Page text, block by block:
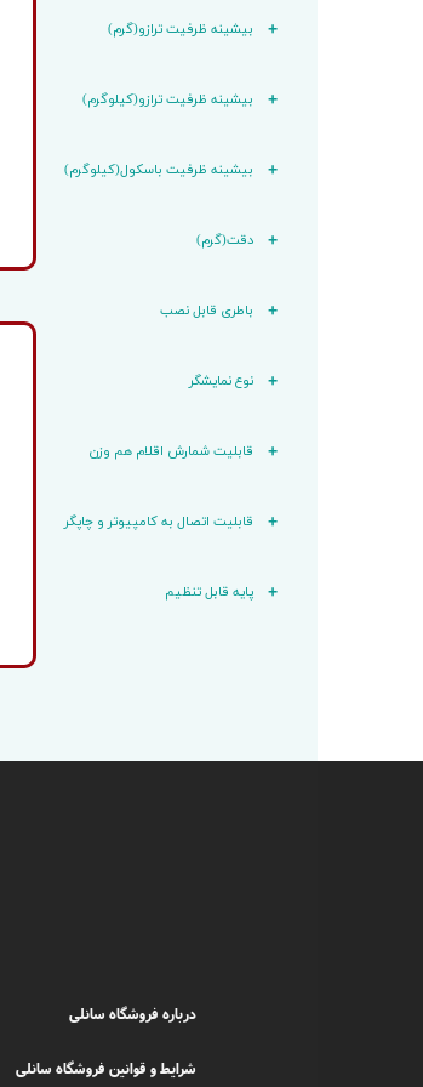
دقت(گرم)
بیشینه ظرفیت ترازو(کیلوگرم)
بیشینه ظرفیت ترازو(گرم)
باطری قابل نصب
نوع نمایشگر
قابلیت شمارش اقلام هم وزن
قابلیت اتصال به کامپیوتر و چاپگر
پایه قابل تنظیم
بیشینه ظرفیت باسکول(کیلوگرم)
درباره فروشگاه سانلی
شرایط و قوانین فروشگاه سانلی